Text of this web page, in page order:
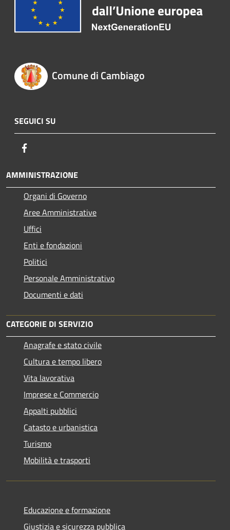
Comune di Cambiago
SEGUICI SU
AMMINISTRAZIONE
Organi di Governo
Aree Amministrative
Uffici
Enti e fondazioni
Politici
Personale Amministrativo
Documenti e dati
CATEGORIE DI SERVIZIO
Anagrafe e stato civile
Cultura e tempo libero
Vita lavorativa
Imprese e Commercio
Appalti pubblici
Catasto e urbanistica
Turismo
Mobilità e trasporti
Educazione e formazione
Giustizia e sicurezza pubblica